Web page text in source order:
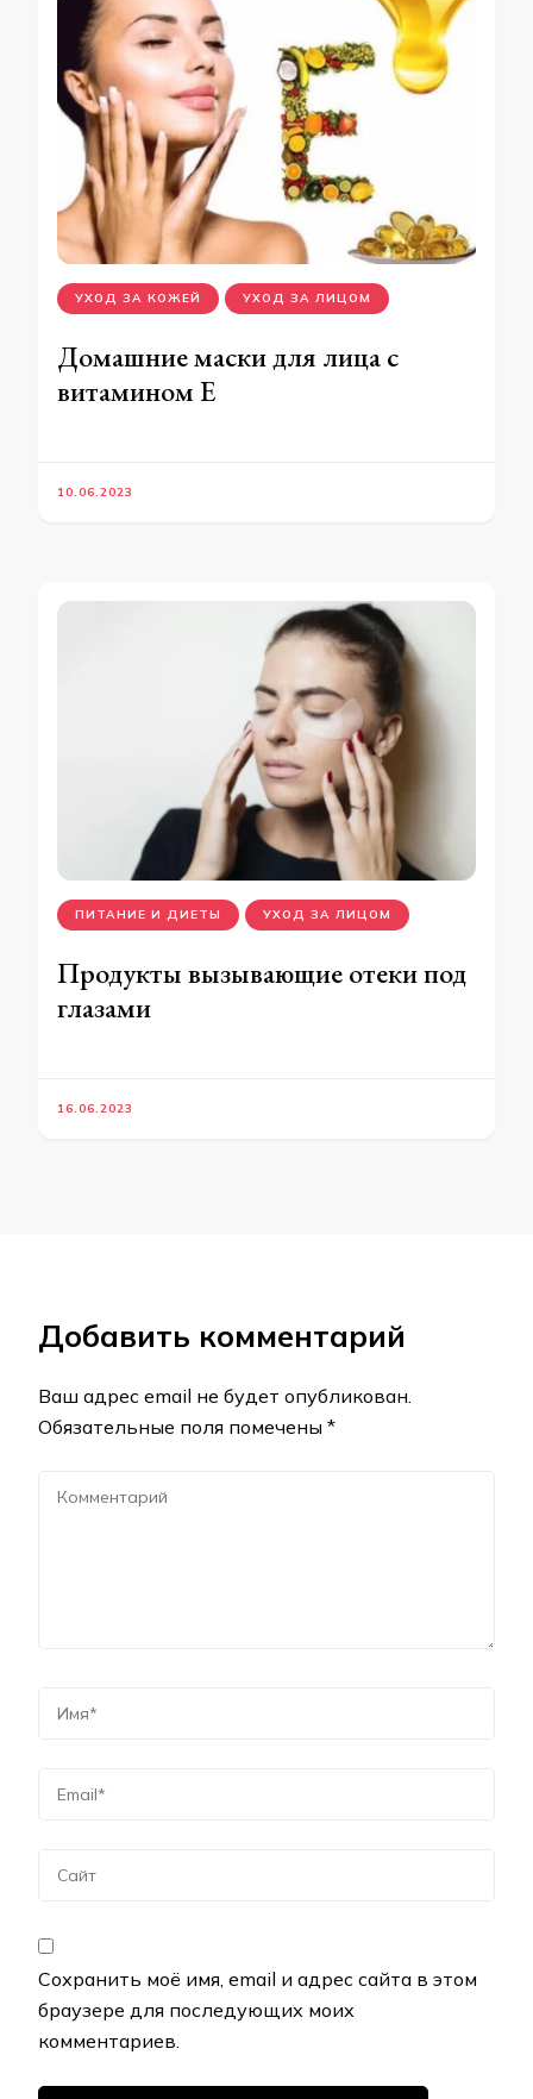
УХОД ЗА КОЖЕЙ УХОД ЗА ЛИЦОМ
Домашние маски для лица с
витамином Е
10.06.2023
ПИТАНИЕ И ДИЕТЫ УХОД ЗА ЛИЦОМ
Продукты вызывающие отеки под
глазами
16.06.2023
Добавить комментарий
Ваш адрес email не будет опубликован.
Обязательные поля помечены *
Сохранить моё имя, email и адрес сайта в этом
браузере для последующих моих
комментариев.